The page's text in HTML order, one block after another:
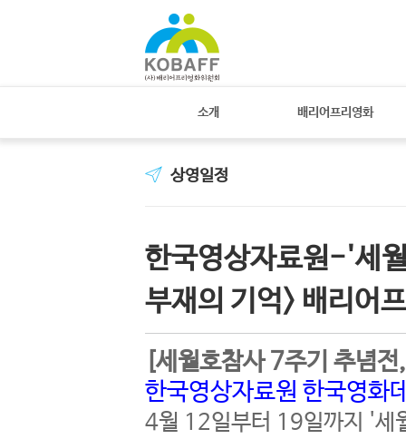
소개 배리어프리영화
상영일정
한국영상자료원-'세
부재의 기억> 배리어
[세월호참사 7주기 추념
한국영상자료원 한국영화
4월 12일부터 19일까지 '세